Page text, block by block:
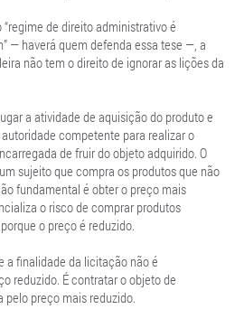
de direito administrativo é
— haverá quem defenda essa tese —, a
não tem o direito de ignorar as lições da
a atividade de aquisição do produto e
competente para realizar o
de fruir do objeto adquirido. O
sujeito que compra os produtos que não
fundamental é obter o preço mais
o risco de comprar produtos
o preço é reduzido.
a finalidade da licitação não é
reduzido. É contratar o objeto de
preço mais reduzido.